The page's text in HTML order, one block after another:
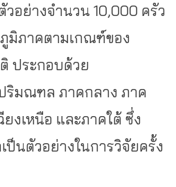
อย่างจำนวน 10,000 ครัว
ภูมิภาคตามเกณฑ์ของ
ประกอบด้วย
ริมณฑล ภาคกลาง ภาค
งเหนือ และภาคใต้ ซึ่ง
นตัวอย่างในการวิจัยครั้ง